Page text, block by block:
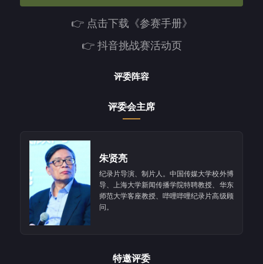
👉️ 点击下载《参赛手册》
👉️ 抖音挑战赛活动页
评委阵容
评委会主席
朱贤亮
纪录片导演、制片人。中国传媒大学校外博
导、上海大学新闻传播学院特聘教授、华东
师范大学客座教授、哔哩哔哩纪录片高级顾
问。
特邀评委